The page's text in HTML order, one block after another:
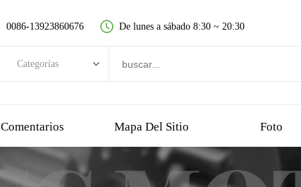
0086-13923860676 De lunes a sábado 8:30 ~ 20:30
Categorías
Comentarios Mapa Del Sitio Foto